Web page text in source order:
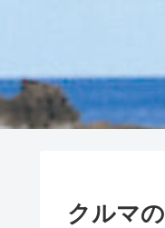
クルマ